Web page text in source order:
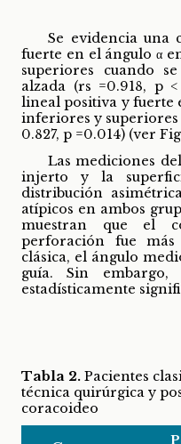
Se evidencia una
fuerte en el ángulo α
superiores cuando
alzada (rs =0.918, p
lineal positiva y fuerte
inferiores y superiores
0.827, p =0.014) (ver
Las mediciones
injerto y la
distribución
atípicos en ambos
muestran que el
perforación fue
clásica, el ángulo
guía. Sin
estadísticamente
Tabla 2. Pacientes
técnica quirúrgica y
coracoideo